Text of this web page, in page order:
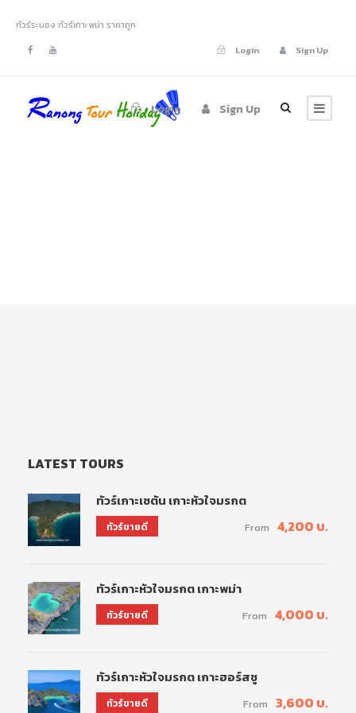
ทัวร์ระนอง ทัวร์เกาะพม่า ราคาถูก
Login
Sign Up
Login Sign Up
LATEST TOURS
ทัวร์เกาะเซตัน เกาะหัวใจมรกต
ทัวร์ขายดี From 4,200 บ.
ทัวร์เกาะหัวใจมรกต เกาะพม่า
ทัวร์ขายดี From 4,000 บ.
ทัวร์เกาะหัวใจมรกต เกาะฮอร์สชู
ทัวร์ขายดี From 3,600 บ.